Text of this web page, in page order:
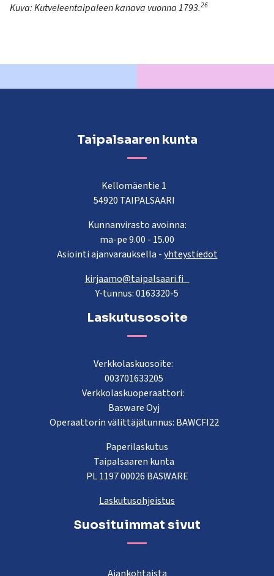
Kuva:Kutveleentaipaleenkanava vuonna 1793.26
Taipalsaaren kunta
Kellomäentie 1
54920 TAIPALSAARI
Kunnanvirasto avoinna:
ma-pe 9.00 - 15.00
Asiointi ajanvarauksella -yhteystiedot
kirjaamo@taipalsaari.fi
Y-tunnus: 0163320-5
Laskutusosoite
Verkkolaskuosoite:
003701633205
Verkkolaskuoperaattori:
Basware Oyj
Operaattorin välittäjätunnus: BAWCFI22
Paperilaskutus
Taipalsaaren kunta
PL 1197 00026 BASWARE
Laskutusohjeistus
Suosituimmat sivut